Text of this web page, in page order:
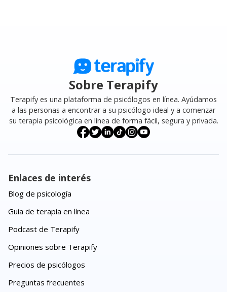
Sobre Terapify
Terapify es una plataforma de psicólogos en línea. Ayúdamos
a las personas a encontrar a su psicólogo ideal y a comenzar
su terapia psicológica en línea de forma fácil, segura y privada.
Enlaces de interés
Blog de psicología
Guía de terapia en línea
Podcast de Terapify
Opiniones sobre Terapify
Precios de psicólogos
Preguntas frecuentes